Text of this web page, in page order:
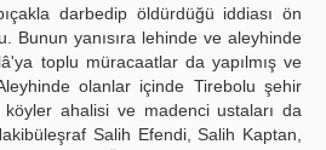
darbedip öldürdüğü iddiası ön
Bunun yanısıra lehinde ve aleyhinde
toplu müracaatlar da yapılmış ve
olanlar içinde Tirebolu şehir
köyler ahalisi ve madenci ustaları da
Salih Efendi, Salih Kaptan,